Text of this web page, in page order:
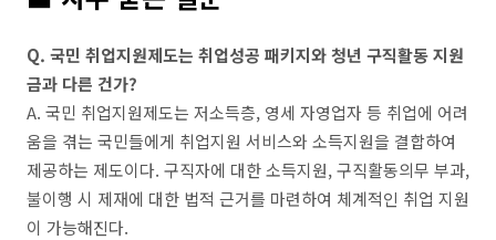
Q. 국민 취업지원제도는 취업성공 패키지와 청년 구직활동 지원
금과 다른 건가?
A. 국민 취업지원제도는 저소득층, 영세 자영업자 등 취업에 어려
움을 겪는 국민들에게 취업지원 서비스와 소득지원을 결합하여
제공하는 제도이다. 구직자에 대한 소득지원, 구직활동의무 부과,
불이행 시 제재에 대한 법적 근거를 마련하여 체계적인 취업 지원
이 가능해진다.